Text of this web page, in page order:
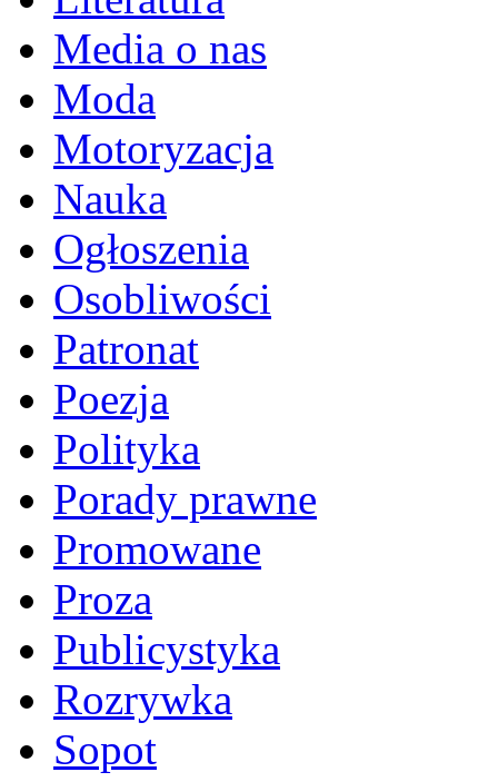
Media o nas
Moda
Motoryzacja
Nauka
Ogłoszenia
Osobliwości
Patronat
Poezja
Polityka
Porady prawne
Promowane
Proza
Publicystyka
Rozrywka
Sopot